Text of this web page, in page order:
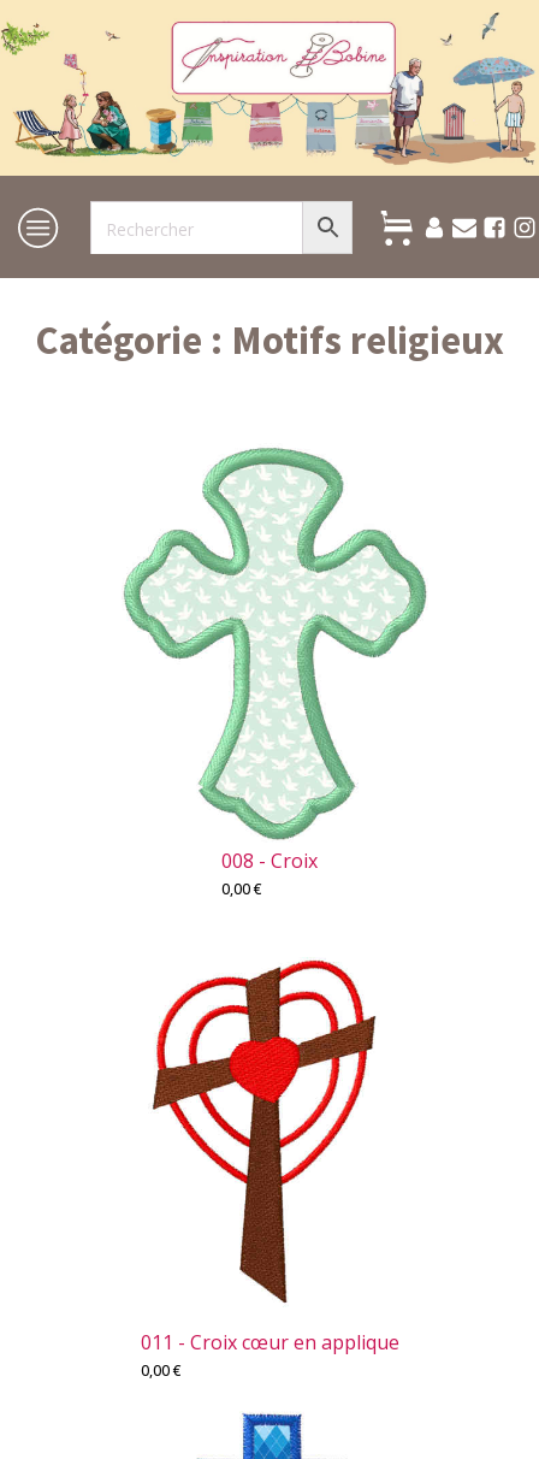
Catégorie : Motifs religieux
008 - Croix
0,00€
011 - Croix cœur en applique
0,00€